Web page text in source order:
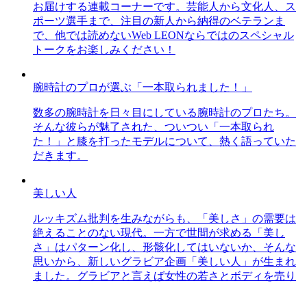
お届けする連載コーナーです。芸能人から文化人、ス
ポーツ選手まで、注目の新人から納得のベテランま
で、他では読めないWeb LEONならではのスペシャル
トークをお楽しみください！
腕時計のプロが選ぶ「一本取られました！」
数多の腕時計を日々目にしている腕時計のプロたち。
そんな彼らが魅了された、ついつい「一本取られ
た！」と膝を打ったモデルについて、熱く語っていた
だきます。
美しい人
ルッキズム批判を生みながらも、「美しさ」の需要は
絶えることのない現代。一方で世間が求める「美し
さ」はパターン化し、形骸化してはいないか、そんな
思いから、新しいグラビア企画「美しい人」が生まれ
ました。グラビアと言えば女性の若さとボディを売り